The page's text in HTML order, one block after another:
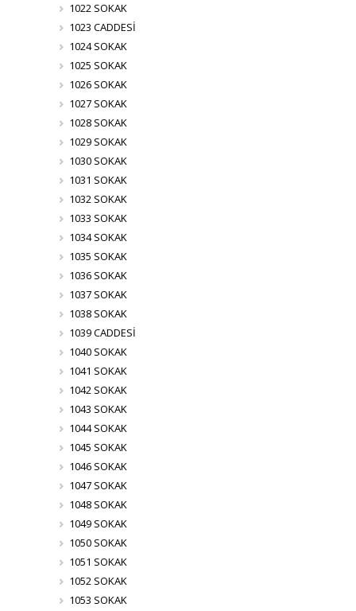
1022 SOKAK
1023 CADDESİ
1024 SOKAK
1025 SOKAK
1026 SOKAK
1027 SOKAK
1028 SOKAK
1029 SOKAK
1030 SOKAK
1031 SOKAK
1032 SOKAK
1033 SOKAK
1034 SOKAK
1035 SOKAK
1036 SOKAK
1037 SOKAK
1038 SOKAK
1039 CADDESİ
1040 SOKAK
1041 SOKAK
1042 SOKAK
1043 SOKAK
1044 SOKAK
1045 SOKAK
1046 SOKAK
1047 SOKAK
1048 SOKAK
1049 SOKAK
1050 SOKAK
1051 SOKAK
1052 SOKAK
1053 SOKAK